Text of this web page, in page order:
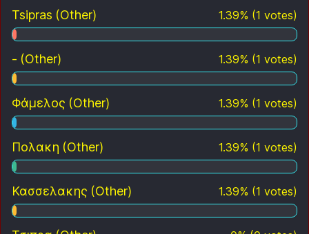
Tsipras (Other) 1.39% (1 votes)
- (Other) 1.39% (1 votes)
Φάμελος (Other) 1.39% (1 votes)
Πολακη (Other) 1.39% (1 votes)
Κασσελακης (Other) 1.39% (1 votes)